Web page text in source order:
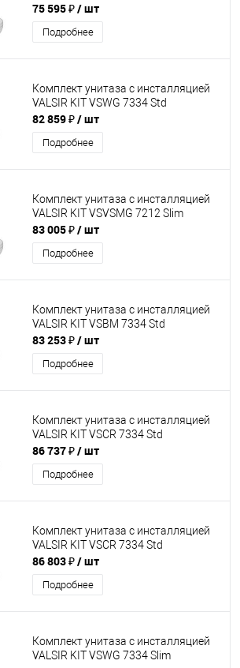
75 595 ₽/ шт
Подробнее
Комплект унитаза с инсталляцией
VALSIR KIT VSWG 7334 Std
82 859 ₽/ шт
Подробнее
Комплект унитаза с инсталляцией
VALSIR KIT VSVSMG 7212 Slim
83 005 ₽/ шт
Подробнее
Комплект унитаза с инсталляцией
VALSIR KIT VSBM 7334 Std
83 253 ₽/ шт
Подробнее
Комплект унитаза с инсталляцией
VALSIR KIT VSCR 7334 Std
86 737 ₽/ шт
Подробнее
Комплект унитаза с инсталляцией
VALSIR KIT VSCR 7334 Std
86 803 ₽/ шт
Подробнее
Комплект унитаза с инсталляцией
VALSIR KIT VSWG 7334 Slim